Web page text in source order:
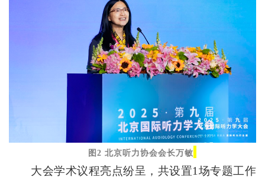
图2 北京听力协会会长万敏
大会学术议程亮点纷呈，共设置1 场专题工作